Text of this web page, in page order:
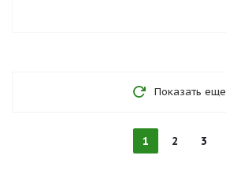
Показать еще
1 2 3